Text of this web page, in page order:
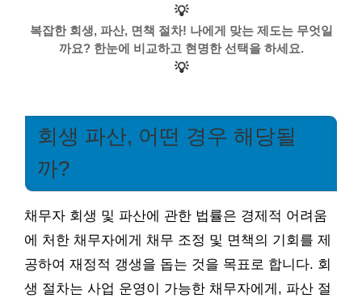
💡
복잡한 회생, 파산, 면책 절차! 나에게 맞는 제도는 무엇일
까요? 한눈에 비교하고 현명한 선택을 하세요.
💡
회생 파산, 어떤 경우 해당될
까?
채무자 회생 및 파산에 관한 법률은 경제적 어려움
에 처한 채무자에게 채무 조정 및 면책의 기회를 제
공하여 재정적 갱생을 돕는 것을 목표로 합니다. 회
생 절차는 사업 운영이 가능한 채무자에게, 파산 절